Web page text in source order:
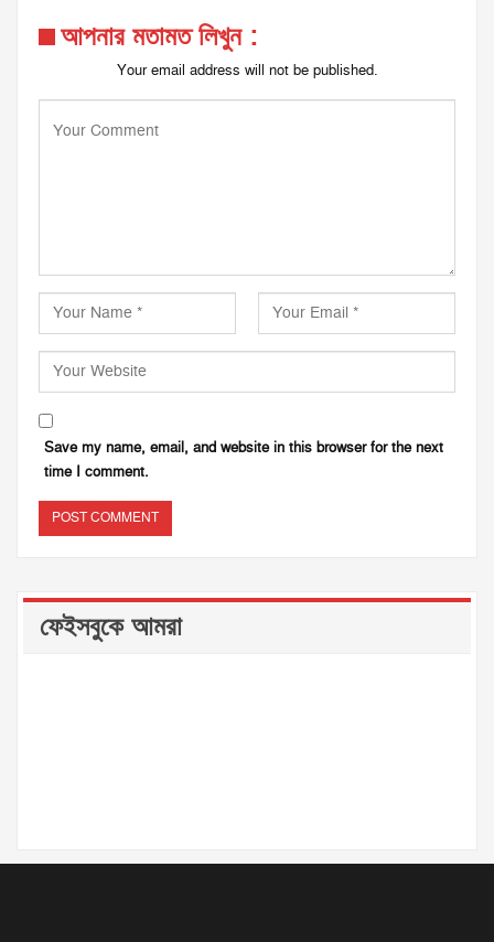
আপনার মতামত লিখুন :
Your email address will not be published.
Save my name, email, and website in this browser for the next
time I comment.
ফেইসবুকে আমরা